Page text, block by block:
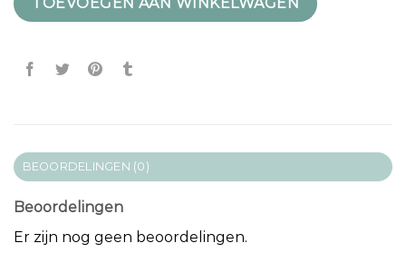
BEOORDELINGEN (0)
Beoordelingen
Er zijn nog geen beoordelingen.